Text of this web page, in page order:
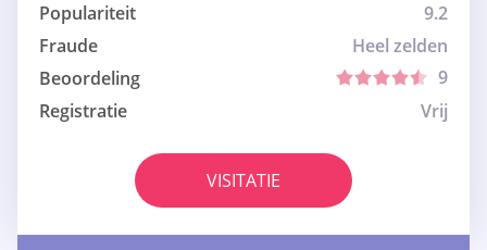
Populariteit
9.2
Fraude
Heel zelden
Beoordeling
9
Registratie
Vrij
VISITATIE